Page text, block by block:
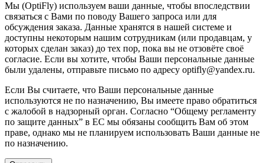
Мы (OptiFly) используем ваши данные, чтобы впоследствии
связаться с Вами по поводу Вашего запроса или для
обсуждения заказа. Данные хранятся в нашей системе и
доступны некоторым нашим сотрудникам (или продавцам, у
которых сделан заказ) до тех пор, пока вы не отзовёте своё
согласие. Если вы хотите, чтобы Ваши персональные данные
были удалены, отправьте письмо по адресу optifly@yandex.ru.
Если Вы считаете, что Ваши персональные данные
используются не по назначению, Вы имеете право обратиться
с жалобой в надзорный орган. Согласно “Общему регламенту
по защите данных” в ЕС мы обязаны сообщить Вам об этом
праве, однако мы не планируем использовать Ваши данные не
по назначению.